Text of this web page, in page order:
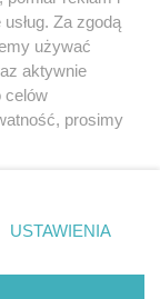
z portali
z nami
Za zgodą
używać
aktywnie
celów
prosimy
rogu strony
nie wymagają
się
USTAWIENIA